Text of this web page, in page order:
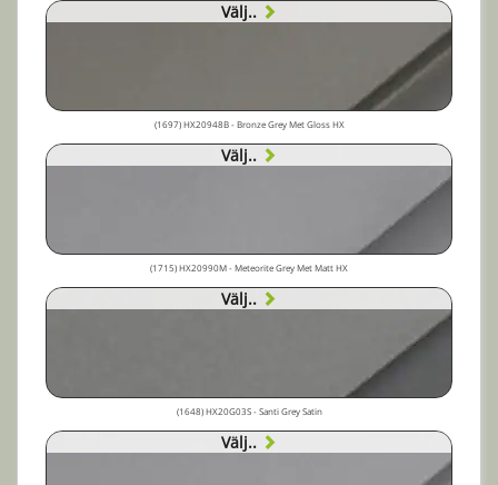
Välj..
(1697) HX20948B - Bronze Grey Met Gloss HX
Välj..
(1715) HX20990M - Meteorite Grey Met Matt HX
Välj..
(1648) HX20G03S - Santi Grey Satin
Välj..